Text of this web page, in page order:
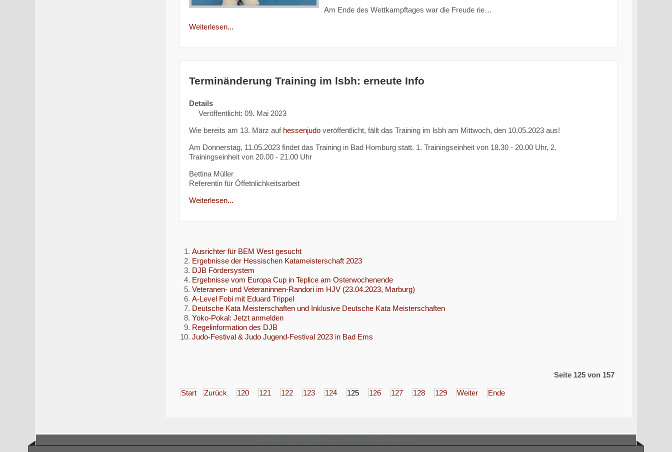
Am Ende des Wettkampftages war die Freude rie…
Weiterlesen...
Terminänderung Training im lsbh: erneute Info
Details
Veröffentlicht: 09. Mai 2023
Wie bereits am 13. März auf hessenjudo veröffentlicht, fällt das Training im lsbh am Mittwoch, den 10.05.2023 aus!
Am Donnerstag, 11.05.2023 findet das Training in Bad Homburg statt. 1. Trainingseinheit von 18.30 - 20.00 Uhr, 2.
Trainingseinheit von 20.00 - 21.00 Uhr
Bettina Müller
Referentin für Öffetnlichkeitsarbeit
Weiterlesen...
Ausrichter für BEM West gesucht
Ergebnisse der Hessischen Katameisterschaft 2023
DJB Fördersystem
Ergebnisse vom Europa Cup in Teplice am Osterwochenende
Veteranen- und Veteraninnen-Randori im HJV (23.04.2023, Marburg)
A-Level Fobi mit Eduard Trippel
Deutsche Kata Meisterschaften und Inklusive Deutsche Kata Meisterschaften
Yoko-Pokal: Jetzt anmelden
Regelinformation des DJB
Judo-Festival & Judo Jugend-Festival 2023 in Bad Ems
Seite 125 von 157
Start Zurück 120 121 122 123 124 125 126 127 128 129 Weiter Ende